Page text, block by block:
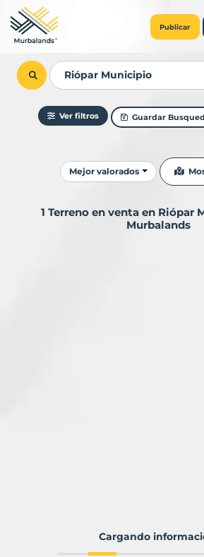
Publicar
Ver filtros Guardar
Ordenar resultados
Mejor valorados
1 Terreno en venta en Riópar
Murbalands
Cargando